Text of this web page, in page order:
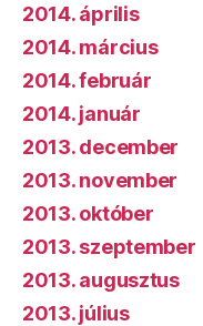
2014. április
2014. március
2014. február
2014. január
2013. december
2013. november
2013. október
2013. szeptember
2013. augusztus
2013. július